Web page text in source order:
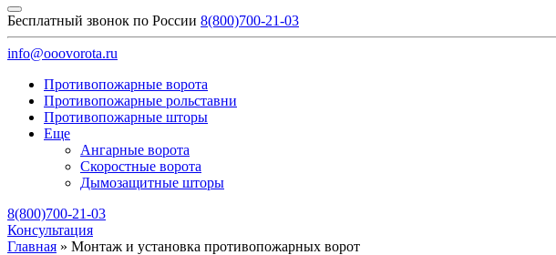
Бесплатный звонок по России 8(800)700-21-03
info@ooovorota.ru
Противопожарные ворота
Противопожарные рольставни
Противопожарные шторы
Еще
Ангарные ворота
Скоростные ворота
Дымозащитные шторы
8(800)700-21-03
Консультация
Главная » Монтаж и установка противопожарных ворот